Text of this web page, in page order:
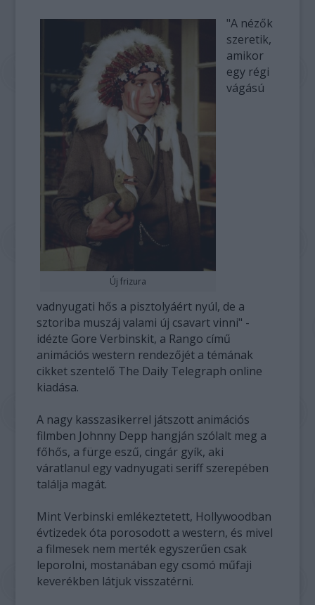
Új frizura
"A nézők
szeretik,
amikor
egy régi
vágású
vadnyugati hős a pisztolyáért nyúl, de a
sztoriba muszáj valami új csavart vinni" -
idézte Gore Verbinskit, a Rango című
animációs western rendezőjét a témának
cikket szentelő The Daily Telegraph online
kiadása.
A nagy kasszasikerrel játszott animációs
filmben Johnny Depp hangján szólalt meg a
főhős, a fürge eszű, cingár gyík, aki
váratlanul egy vadnyugati seriff szerepében
találja magát.
Mint Verbinski emlékeztetett, Hollywoodban
évtizedek óta porosodott a western, és mivel
a filmesek nem merték egyszerűen csak
leporolni, mostanában egy csomó műfaji
keverékben látjuk visszatérni.